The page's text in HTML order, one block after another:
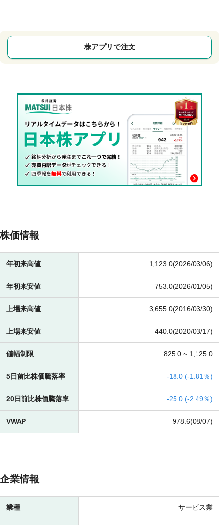
株アプリで注文
株価情報
年初来高値 1,123.0(2026/03/06)
年初来安値 753.0(2026/01/05)
上場来高値 3,655.0(2016/03/30)
上場来安値 440.0(2020/03/17)
値幅制限 825.0 ~ 1,125.0
5日前比株価騰落率 -18.0 (-1.81％)
20日前比株価騰落率 -25.0 (-2.49％)
VWAP 978.6(08/07)
企業情報
業種 サービス業